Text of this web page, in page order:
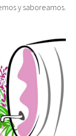
y saboreamos.